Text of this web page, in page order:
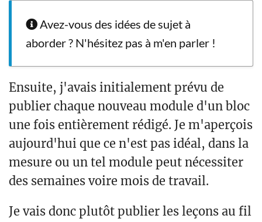
Avez-vous des idées de sujet à
aborder ? N'hésitez pas à m'en parler !
Ensuite, j'avais initialement prévu de
publier chaque nouveau module d'un bloc
une fois entièrement rédigé. Je m'aperçois
aujourd'hui que ce n'est pas idéal, dans la
mesure ou un tel module peut nécessiter
des semaines voire mois de travail.
Je vais donc plutôt publier les leçons au fil